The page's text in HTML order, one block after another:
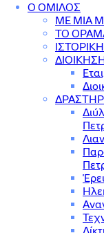
Ο ΟΜΙΛΟΣ
ΜΕ ΜΙΑ
ΤΟ